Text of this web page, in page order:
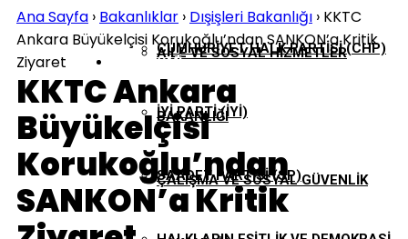
CUMHURIYET HALK PARTISI (CHP)
İYI PARTI (İYİ)
SAADET PARTISI (SP)
AILE VE SOSYAL HIZMETLER
BAKANLIĞI
ÇALIŞMA VE SOSYAL GÜVENLIK
EKONOMI
GÜNDEM
TBMM
Ana Sayfa › Bakanlıklar › Dışişleri Bakanlığı › KKTC
Ankara Büyükelçisi Korukoğlu’ndan SANKON’a Kritik
Ziyaret
KKTC Ankara
Büyükelçisi
Korukoğlu’ndan
SANKON’a Kritik